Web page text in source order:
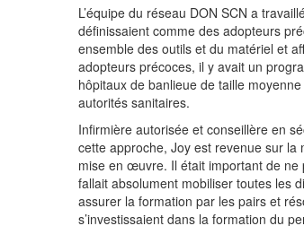
L’équipe du réseau DON SCN a
définissaient comme des adopteurs
ensemble des outils et du matériel et
adopteurs précoces, il y avait un
hôpitaux de banlieue de taille
autorités sanitaires.
Infirmière autorisée et conseillère en
cette approche, Joy est revenue sur
mise en œuvre. Il était important de ne
fallait absolument mobiliser toutes les
assurer la formation par les pairs et
s’investissaient dans la formation du